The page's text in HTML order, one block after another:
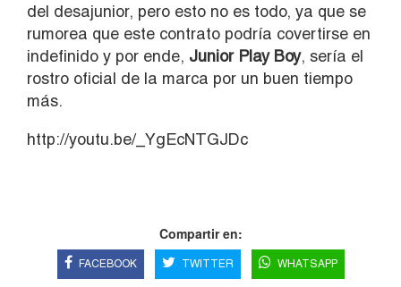
del desajunior, pero esto no es todo, ya que se
rumorea que este contrato podría covertirse en
indefinido y por ende, Junior Play Boy, sería el
rostro oficial de la marca por un buen tiempo
más.
http://youtu.be/_YgEcNTGJDc
Compartir en:
FACEBOOK TWITTER WHATSAPP